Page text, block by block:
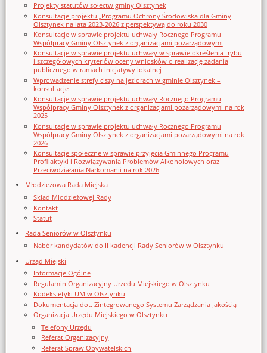
Projekty statutów sołectw gminy Olsztynek
Konsultacje projektu „Programu Ochrony Środowiska dla Gminy
Olsztynek na lata 2023-2026 z perspektywą do roku 2030
Konsultacje w sprawie projektu uchwały Rocznego Programu
Współpracy Gminy Olsztynek z organizacjami pozarządowymi
Konsultacje w sprawie projektu uchwały w sprawie określenia trybu
i szczegółowych kryteriów oceny wniosków o realizację zadania
publicznego w ramach inicjatywy lokalnej
Wprowadzenie strefy ciszy na jeziorach w gminie Olsztynek –
konsultacje
Konsultacje w sprawie projektu uchwały Rocznego Programu
Współpracy Gminy Olsztynek z organizacjami pozarządowymi na rok
2025
Konsultacje w sprawie projektu uchwały Rocznego Programu
Współpracy Gminy Olsztynek z organizacjami pozarządowymi na rok
2026
Konsultacje społeczne w sprawie przyjęcia Gminnego Programu
Profilaktyki i Rozwiązywania Problemów Alkoholowych oraz
Przeciwdziałania Narkomanii na rok 2026
Młodzieżowa Rada Miejska
Skład Młodzieżowej Rady
Kontakt
Statut
Rada Seniorów w Olsztynku
Nabór kandydatów do II kadencji Rady Seniorów w Olsztynku
Urząd Miejski
Informacje Ogólne
Regulamin Organizacyjny Urzedu Miejskiego w Olsztynku
Kodeks etyki UM w Olsztynku
Dokumentacja dot. Zintegrowanego Systemu Zarządzania Jakością
Organizacja Urzędu Miejskiego w Olsztynku
Telefony Urzędu
Referat Organizacyjny
Referat Spraw Obywatelskich